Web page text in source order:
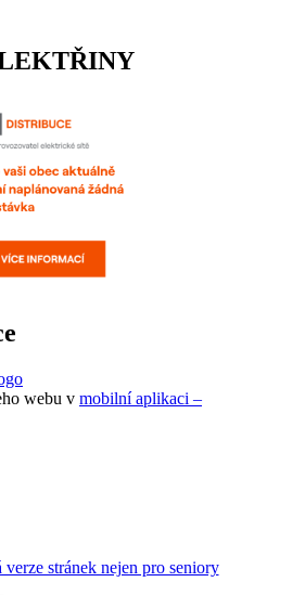
webu v mobilní aplikaci –
verze stránek nejen pro seniory